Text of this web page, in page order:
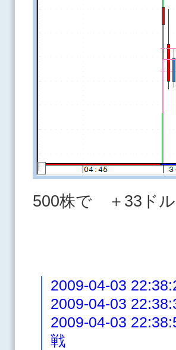
500株で ＋33ドル
2009-04-03
2009-04-03
2009-04-03
戦